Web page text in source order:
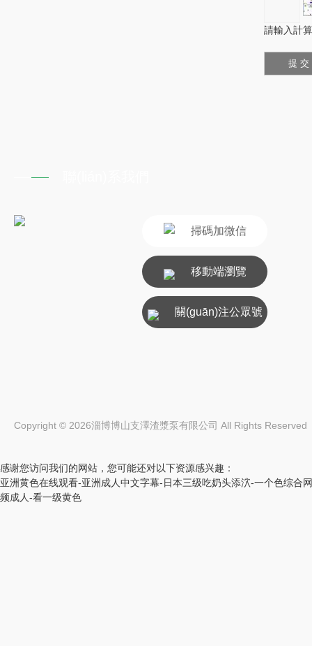
請輸入計
掃碼加微信
移動端瀏覽
關(guān)注公眾號
Copyright © 2026淄博博山支澤渣漿泵有限公司 All Rights
感谢您访问我们的网站，您可能还对以下资源感兴趣：
亚洲黄色在线观看-亚洲成人中文字幕-日本三级吃奶头添泬-一个色综
频成人-看一级黄色